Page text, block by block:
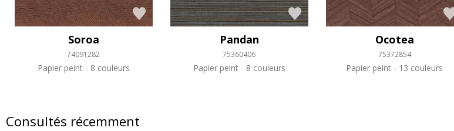
Soroa
74091282
Papier peint 8 couleurs
Pandan
75360406
Papier peint 8 couleurs
Ocotea
75372854
Papier peint 13 couleurs
Consultés récemment